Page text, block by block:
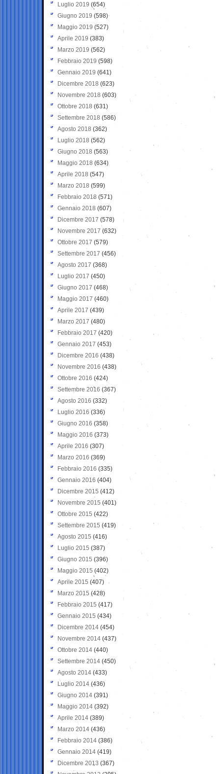
Luglio 2019 (654)
Giugno 2019 (598)
Maggio 2019 (527)
Aprile 2019 (383)
Marzo 2019 (562)
Febbraio 2019 (598)
Gennaio 2019 (641)
Dicembre 2018 (623)
Novembre 2018 (603)
Ottobre 2018 (631)
Settembre 2018 (586)
Agosto 2018 (362)
Luglio 2018 (562)
Giugno 2018 (563)
Maggio 2018 (634)
Aprile 2018 (547)
Marzo 2018 (599)
Febbraio 2018 (571)
Gennaio 2018 (607)
Dicembre 2017 (578)
Novembre 2017 (632)
Ottobre 2017 (579)
Settembre 2017 (456)
Agosto 2017 (368)
Luglio 2017 (450)
Giugno 2017 (468)
Maggio 2017 (460)
Aprile 2017 (439)
Marzo 2017 (480)
Febbraio 2017 (420)
Gennaio 2017 (453)
Dicembre 2016 (438)
Novembre 2016 (438)
Ottobre 2016 (424)
Settembre 2016 (367)
Agosto 2016 (332)
Luglio 2016 (336)
Giugno 2016 (358)
Maggio 2016 (373)
Aprile 2016 (307)
Marzo 2016 (369)
Febbraio 2016 (335)
Gennaio 2016 (404)
Dicembre 2015 (412)
Novembre 2015 (401)
Ottobre 2015 (422)
Settembre 2015 (419)
Agosto 2015 (416)
Luglio 2015 (387)
Giugno 2015 (396)
Maggio 2015 (402)
Aprile 2015 (407)
Marzo 2015 (428)
Febbraio 2015 (417)
Gennaio 2015 (434)
Dicembre 2014 (454)
Novembre 2014 (437)
Ottobre 2014 (440)
Settembre 2014 (450)
Agosto 2014 (433)
Luglio 2014 (436)
Giugno 2014 (391)
Maggio 2014 (392)
Aprile 2014 (389)
Marzo 2014 (436)
Febbraio 2014 (386)
Gennaio 2014 (419)
Dicembre 2013 (367)